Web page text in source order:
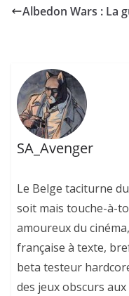
Albedon Wars : La
SA_Avenger
Le Belge taciturne
soit mais touche-à-
amoureux du
française à texte,
beta testeur
des jeux obscurs